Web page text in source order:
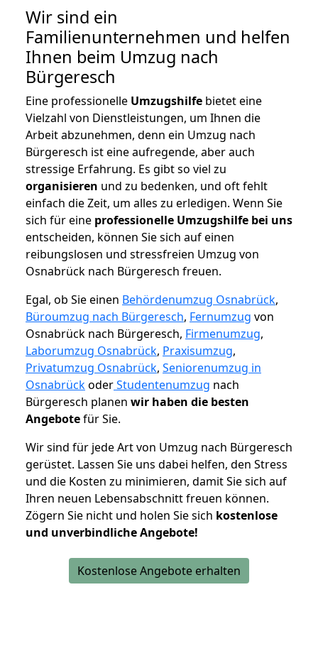
Wir sind ein
Familienunternehmen und helfen
Ihnen beim Umzug nach
Bürgeresch
Eine professionelle Umzugshilfe bietet eine
Vielzahl von Dienstleistungen, um Ihnen die
Arbeit abzunehmen, denn ein Umzug nach
Bürgeresch ist eine aufregende, aber auch
stressige Erfahrung. Es gibt so viel zu
organisieren und zu bedenken, und oft fehlt
einfach die Zeit, um alles zu erledigen. Wenn Sie
sich für eine professionelle Umzugshilfe bei uns
entscheiden, können Sie sich auf einen
reibungslosen und stressfreien Umzug von
Osnabrück nach Bürgeresch freuen.
Egal, ob Sie einen Behördenumzug Osnabrück,
Büroumzug nach Bürgeresch, Fernumzug von
Osnabrück nach Bürgeresch, Firmenumzug,
Laborumzug Osnabrück, Praxisumzug,
Privatumzug Osnabrück, Seniorenumzug in
OsnabrückoderStudentenumzug nach
Bürgeresch planen wir haben die besten
Angebotefür Sie.
Wir sind für jede Art von Umzug nach Bürgeresch
gerüstet. Lassen Sie uns dabei helfen, den Stress
und die Kosten zu minimieren, damit Sie sich auf
Ihren neuen Lebensabschnitt freuen können.
Zögern Sie nicht und holen Sie sich kostenlose
und unverbindliche Angebote!
Kostenlose Angebote erhalten